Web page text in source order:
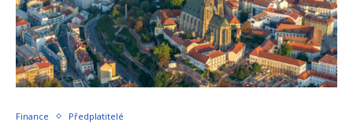
Finance Předplatitelé